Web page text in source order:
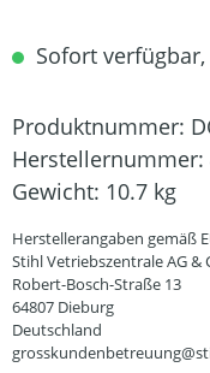
Sofort
Produktnummer:
Herstellernummer:
Gewicht: 10.7 kg
Herstellerangaben gemäß
Stihl Vetriebszentrale AG &
Robert-Bosch-Straße 13
64807 Dieburg
Deutschland